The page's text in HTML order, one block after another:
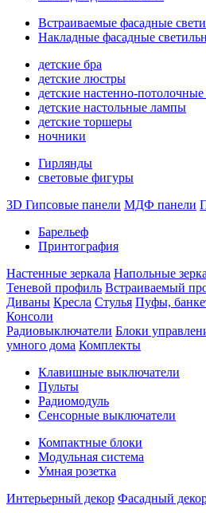
Встраиваемые фасадные
Накладные фасадные
детские бра
детские люстры
детские настенно-
детские настольные лампы
детские торшеры
ночники
Гирлянды
световые фигуры
3D Гипсовые панели МДФ панели
Барельеф
Принтография
Настенные зеркала Напольные
Теневой профиль Встраиваемый
Диваны Кресла Стулья Пуфы,
Консоли
Радиовыключатели Блоки
умного дома Комплекты
Клавишные выключатели
Пульты
Радиомодуль
Сенсорные выключатели
Компактные блоки
Модульная система
Умная розетка
Интерьерный декор Фасадный